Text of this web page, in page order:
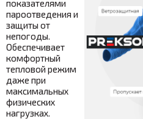
показателями
пароотведения и
защиты от
непогоды.
Обеспечивает
комфортный
тепловой режим
даже при
максимальных
физических
нагрузках.